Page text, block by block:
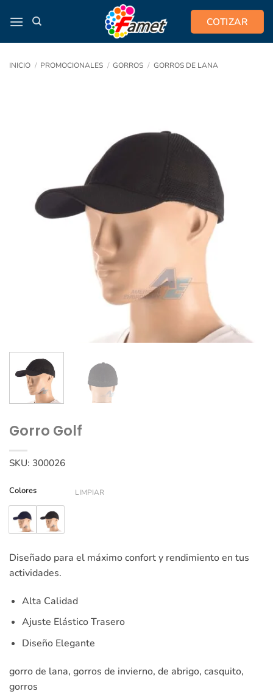
COTIZAR
INICIO / PROMOCIONALES / GORROS / GORROS DE LANA
Gorro Golf
SKU: 300026
Colores LIMPIAR
Diseñado para el máximo confort y rendimiento en tus
actividades.
Alta Calidad
Ajuste Elástico Trasero
Diseño Elegante
gorro de lana, gorros de invierno, de abrigo, casquito,
gorros